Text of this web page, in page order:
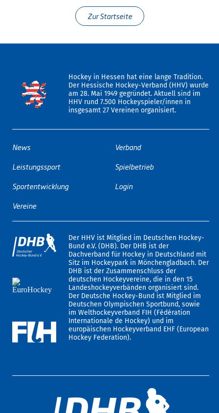
Zur Startseite
Hockey in Hessen hat eine lange Tradition.
Der Hessische Hockey-Verband (HHV) wurde
am 28. Mai 1949 gegründet. Aktuell sind im
HHV rund 7.500 Hockeyspieler/innen in
insgesamt 27 Vereinen organisiert.
News
Leistungssport
Sportentwicklung
Vereine
Verband
Spielbetrieb
Login
Der HHV ist Mitglied im Deutschen Hockey-
Bund e.V. (DHB). Der DHB ist der
Dachverband für Hockey in Deutschland mit
Sitz im Hockeypark in Mönchengladbach. Der
DHB ist der Zusammenschluss der
deutschen Hockeyvereine, die in den 15
Landeshockeyverbänden organisiert sind.
Der Deutsche Hockey-Bund ist Mitglied im
Deutschen Olympischen Sportbund, sowie
im Welthockeyverband FIH (Fédération
Internationale de Hockey) und im
europäischen Hockeyverband EHF (European
Hockey Federation).